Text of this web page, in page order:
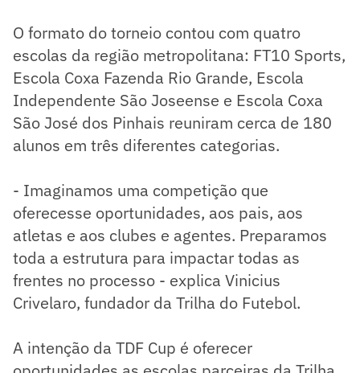
O formato do torneio contou com quatro
escolas da região metropolitana: FT10 Sports,
Escola Coxa Fazenda Rio Grande, Escola
Independente São Joseense e Escola Coxa
São José dos Pinhais reuniram cerca de 180
alunos em três diferentes categorias.
- Imaginamos uma competição que
oferecesse oportunidades, aos pais, aos
atletas e aos clubes e agentes. Preparamos
toda a estrutura para impactar todas as
frentes no processo - explica Vinicius
Crivelaro, fundador da Trilha do Futebol.
A intenção da TDF Cup é oferecer